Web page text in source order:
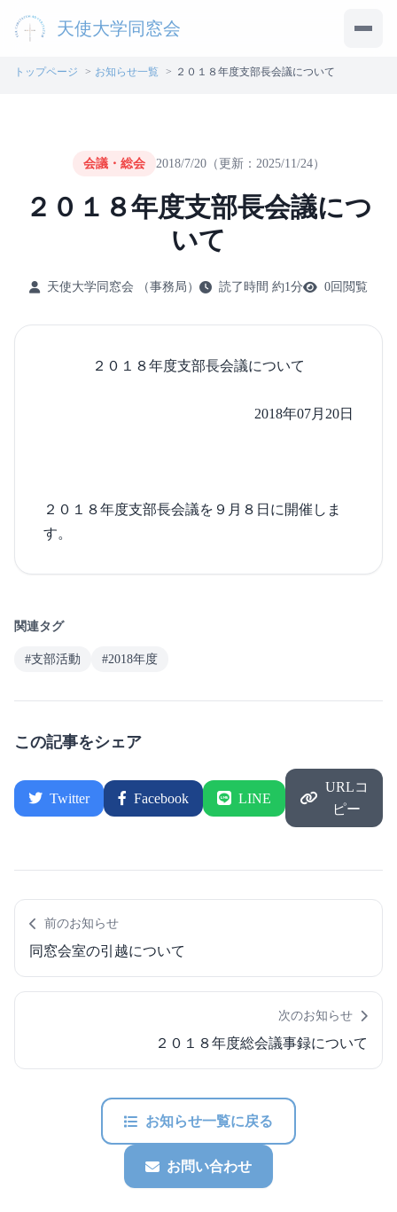
天使大学同窓会
トップページ お知らせ一覧 ２０１８年度支部長会議について
会議・総会 2018/7/20（更新：2025/11/24）
２０１８年度支部長会議につ
いて
天使大学同窓会 （事務局） 読了時間 約1分 0回閲覧
２０１８年度支部長会議について
2018年07月20日
２０１８年度支部長会議を９月８日に開催しま
す。
関連タグ
#支部活動 #2018年度
この記事をシェア
Twitter Facebook LINE
URLコ
ピー
前のお知らせ
同窓会室の引越について
次のお知らせ
２０１８年度総会議事録について
お知らせ一覧に戻る
お問い合わせ